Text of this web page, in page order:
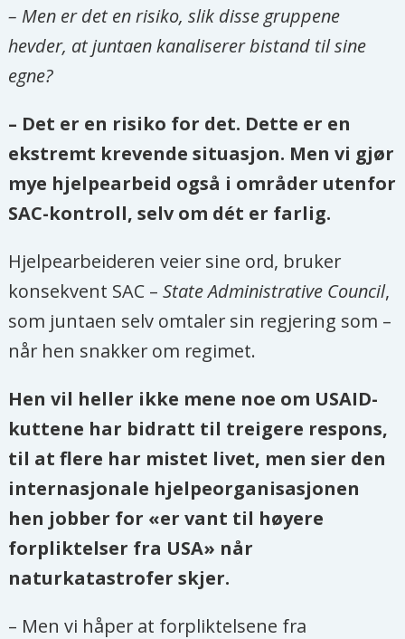
– Men er det en risiko, slik disse gruppene
hevder, at juntaen kanaliserer bistand til sine
egne?
– Det er en risiko for det. Dette er en
ekstremt krevende situasjon. Men vi gjør
mye hjelpearbeid også i områder utenfor
SAC-kontroll, selv om dét er farlig.
Hjelpearbeideren veier sine ord, bruker
konsekvent SAC –State Administrative Council,
som juntaen selv omtaler sin regjering som –
når hen snakker om regimet.
Hen vil heller ikke mene noe om USAID-
kuttene har bidratt til treigere respons,
til at flere har mistet livet, men sier den
internasjonale hjelpeorganisasjonen
hen jobber for «er vant til høyere
forpliktelser fra USA» når
naturkatastrofer skjer.
– Men vi håper at forpliktelsene fra